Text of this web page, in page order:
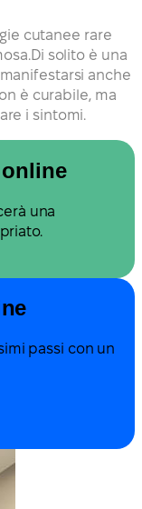
cutanee rare
solito è una
anche
è curabile, ma
i sintomi.
una
passi con un